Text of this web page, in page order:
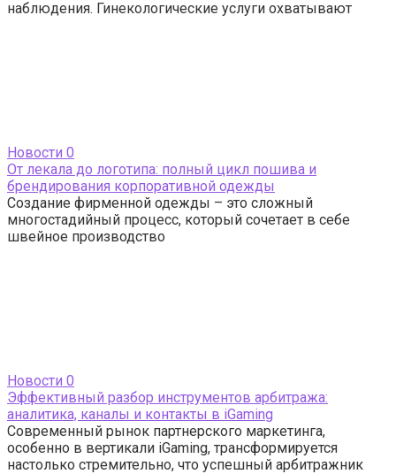
наблюдения. Гинекологические услуги охватывают
Новости 0
От лекала до логотипа: полный цикл пошива и
брендирования корпоративной одежды
Создание фирменной одежды – это сложный
многостадийный процесс, который сочетает в себе
швейное производство
Новости 0
Эффективный разбор инструментов арбитража:
аналитика, каналы и контакты в iGaming
Современный рынок партнерского маркетинга,
особенно в вертикали iGaming, трансформируется
настолько стремительно, что успешный арбитражник